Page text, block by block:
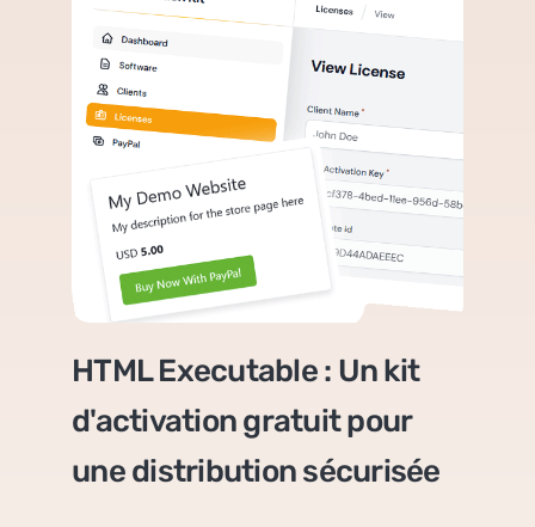
HTML Executable : Un kit
d'activation gratuit pour
une distribution sécurisée